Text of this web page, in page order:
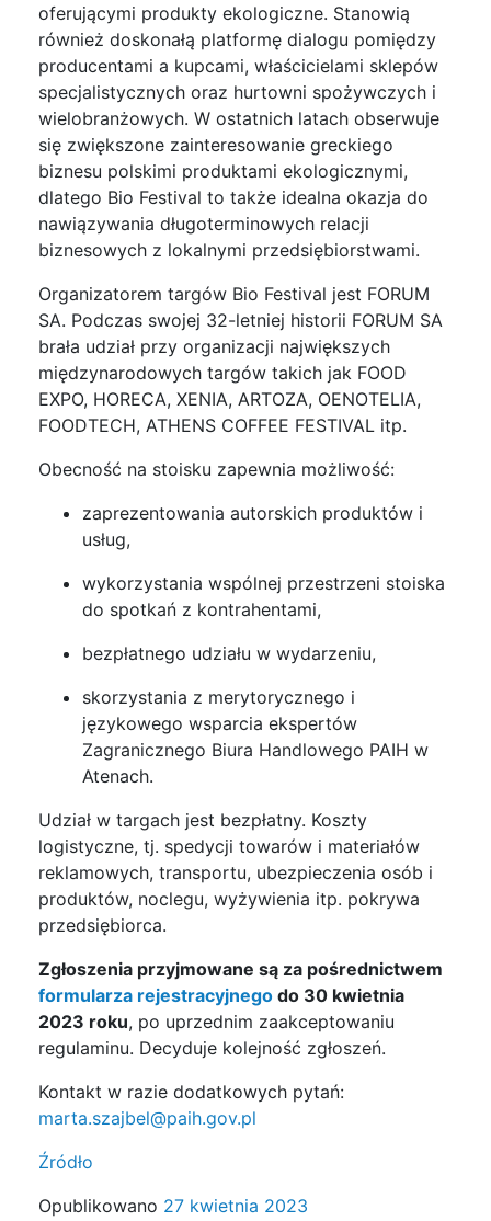
oferującymi produkty ekologiczne. Stanowią
również doskonałą platformę dialogu pomiędzy
producentami a kupcami, właścicielami sklepów
specjalistycznych oraz hurtowni spożywczych i
wielobranżowych. W ostatnich latach obserwuje
się zwiększone zainteresowanie greckiego
biznesu polskimi produktami ekologicznymi,
dlatego Bio Festival to także idealna okazja do
nawiązywania długoterminowych relacji
biznesowych z lokalnymi przedsiębiorstwami.
Organizatorem targów Bio Festival jest FORUM
SA. Podczas swojej 32-letniej historii FORUM SA
brała udział przy organizacji największych
międzynarodowych targów takich jak FOOD
EXPO, HORECA, XENIA, ARTOZA, OENOTELIA,
FOODTECH, ATHENS COFFEE FESTIVAL itp.
Obecność na stoisku zapewnia możliwość:
zaprezentowania autorskich produktów i
usług,
wykorzystania wspólnej przestrzeni stoiska
do spotkań z kontrahentami,
bezpłatnego udziału w wydarzeniu,
skorzystania z merytorycznego i
językowego wsparcia ekspertów
Zagranicznego Biura Handlowego PAIH w
Atenach.
Udział w targach jest bezpłatny. Koszty
logistyczne, tj. spedycji towarów i materiałów
reklamowych, transportu, ubezpieczenia osób i
produktów, noclegu, wyżywienia itp. pokrywa
przedsiębiorca.
Zgłoszenia przyjmowane są za pośrednictwem
formularza rejestracyjnego do 30 kwietnia
2023 roku, po uprzednim zaakceptowaniu
regulaminu. Decyduje kolejność zgłoszeń.
Kontakt w razie dodatkowych pytań:
marta.szajbel@paih.gov.pl
Źródło
Opublikowano 27 kwietnia 2023